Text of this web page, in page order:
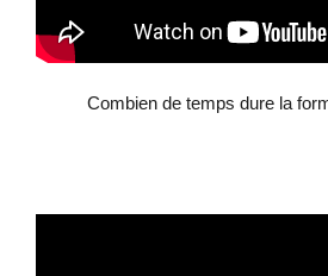
Combien de temps dure la